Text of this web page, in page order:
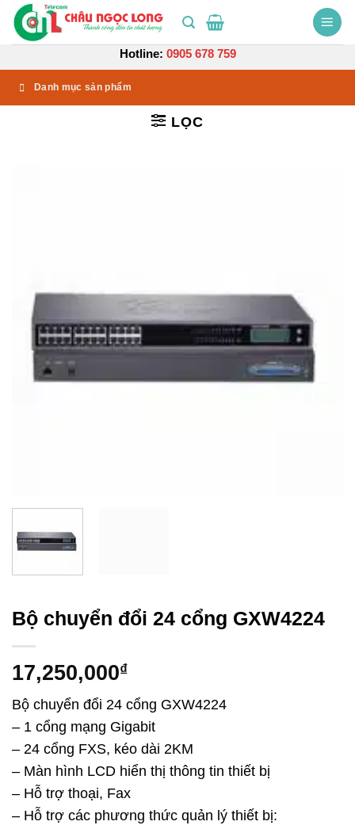
Bỏ
qua
Hotline: 0905 678 759
Danh mục sản phẩm
LỌC
Bộ chuyển đổi 24 cổng GXW4224
17,250,000₫
Bộ chuyển đổi 24 cổng GXW4224
– 1 cổng mạng Gigabit
– 24 cổng FXS, kéo dài 2KM
– Màn hình LCD hiển thị thông tin thiết bị
– Hỗ trợ thoại, Fax
– Hỗ trợ các phương thức quản lý thiết bị: